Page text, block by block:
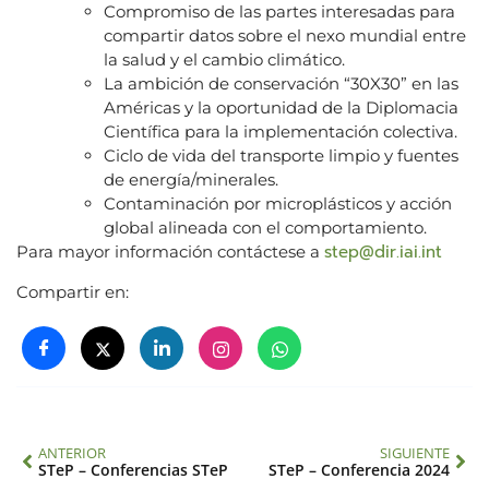
Compromiso de las partes interesadas para
compartir datos sobre el nexo mundial entre
la salud y el cambio climático.
La ambición de conservación “30X30” en las
Américas y la oportunidad de la Diplomacia
Científica para la implementación colectiva.
Ciclo de vida del transporte limpio y fuentes
de energía/minerales.
Contaminación por microplásticos y acción
global alineada con el comportamiento.
​Para mayor información contáctese a step@dir.iai.int
Compartir en:
ANTERIOR
STeP – Conferencias STeP
SIGUIENTE
STeP – Conferencia 2024